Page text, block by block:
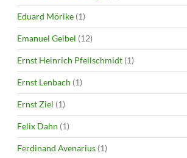
Eduard Mörike (1)
Emanuel Geibel (12)
Ernst Heinrich Pfeilschmidt (1)
Ernst Lenbach (1)
Ernst Ziel (1)
Felix Dahn (1)
Ferdinand Avenarius (1)